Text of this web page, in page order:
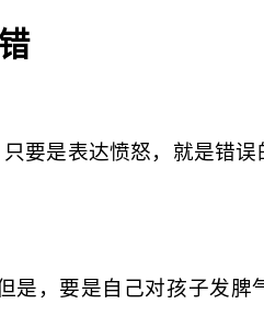
要是表达愤怒，就是错
，要是自己对孩子发脾